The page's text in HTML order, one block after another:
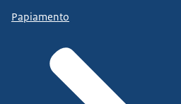
Papiamento